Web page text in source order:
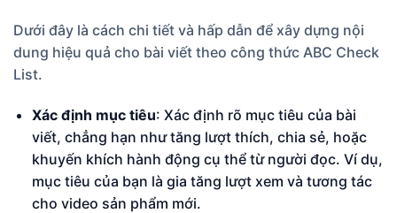
Dưới đây là cách chi tiết và hấp dẫn để xây dựng nội
dung hiệu quả cho bài viết theo công thức ABC Check
List.
Xác định mục tiêu: Xác định rõ mục tiêu của bài
viết, chẳng hạn như tăng lượt thích, chia sẻ, hoặc
khuyến khích hành động cụ thể từ người đọc. Ví dụ,
mục tiêu của bạn là gia tăng lượt xem và tương tác
cho video sản phẩm mới.